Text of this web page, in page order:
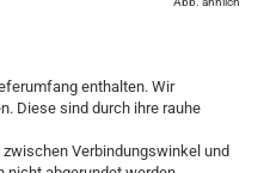
enthalten. Wir
Diese sind durch ihre rauhe
Verbindungswinkel und